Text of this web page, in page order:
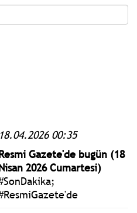
18.04.2026 00:35
Gazete'de bugün (18
2026 Cumartesi)